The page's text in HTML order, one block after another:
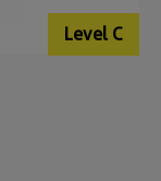
Level C